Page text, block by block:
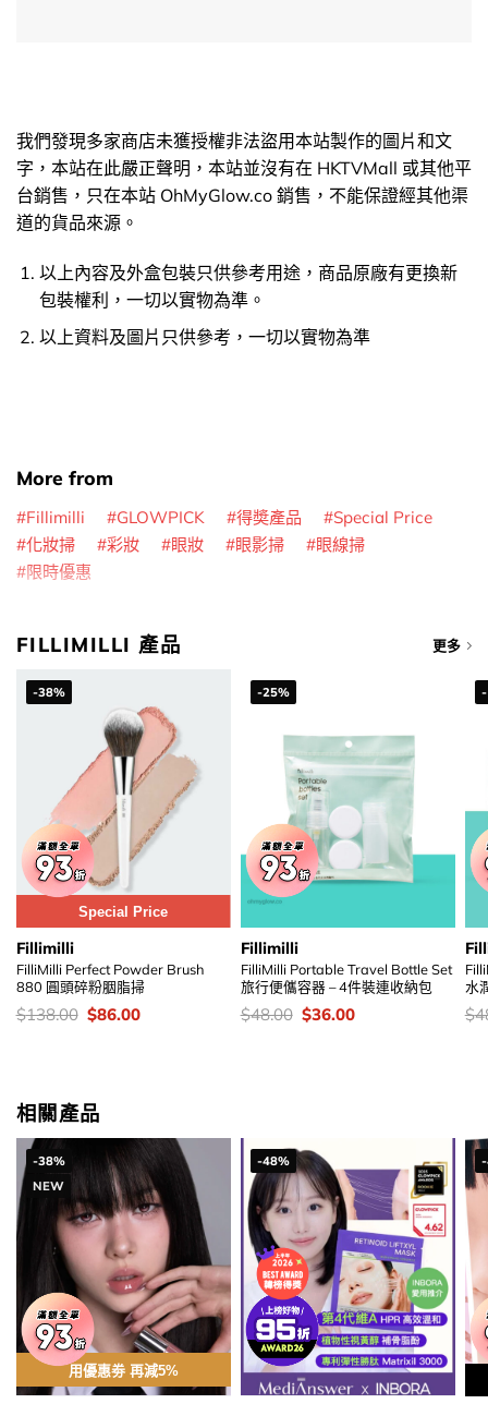
我們發現多家商店未獲授權非法盜用本站製作的圖片和文
字，本站在此嚴正聲明，本站並沒有在 HKTVMall 或其他平
台銷售，只在本站 OhMyGlow.co 銷售，不能保證經其他渠
道的貨品來源。
以上內容及外盒包裝只供參考用途，商品原廠有更換新
包裝權利，一切以實物為準。
以上資料及圖片只供參考，一切以實物為準
More from
Fillimilli GLOWPICK 得奬產品
Special Price
化妝掃
彩妝 眼妝 眼影掃
眼線掃
限時優惠
FILLIMILLI 產品 更多
-38%
Special Price
Fillimilli
FilliMilli Perfect Powder Brush
880 圓頭碎粉胭脂掃
價
錢：
$138.00 Original
price
$86.00Current
-25%
Fillimilli
FilliMilli Portable Travel Bottle Set
旅行便儶容器 – 4件裝連收納包
價
錢：
$48.00 Original
price
$36.00Current
水
價
錢
$
相關產品
-38%
NEW
用優惠劵 再減5%
-48%